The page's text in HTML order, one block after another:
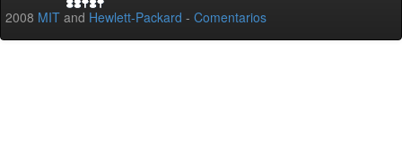
2008 MIT and Hewlett-Packard - Comentarios